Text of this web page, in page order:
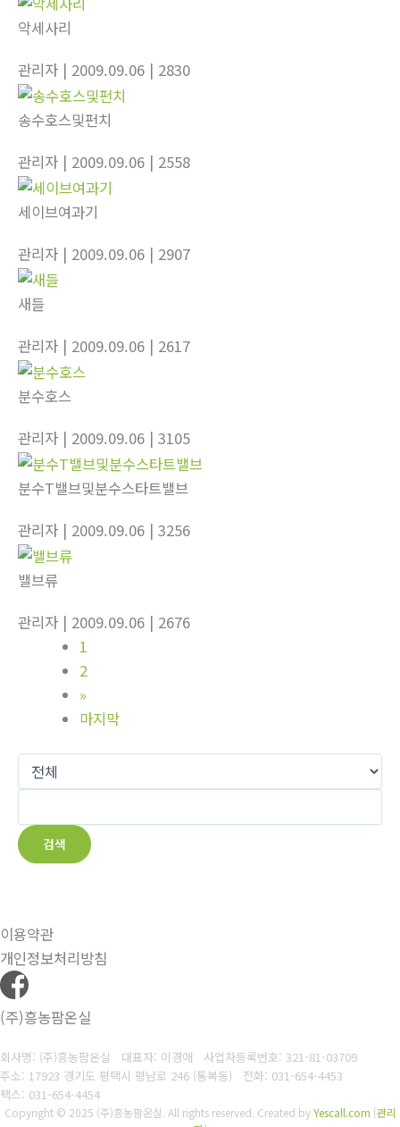
악세사리
관리자 | 2009.09.06 | 2830
송수호스및펀치
관리자 | 2009.09.06 | 2558
세이브여과기
관리자 | 2009.09.06 | 2907
새들
관리자 | 2009.09.06 | 2617
분수호스
관리자 | 2009.09.06 | 3105
분수T밸브및분수스타트밸브
관리자 | 2009.09.06 | 3256
밸브류
관리자 | 2009.09.06 | 2676
1
2
»
마지막
검색
이용약관
개인정보처리방침
(주)흥농팜온실
회사명: (주)흥농팜온실 대표자: 이경애 사업자등록번호: 321-81-03709
주소: 17923 경기도 평택시 평남로 246 (통복동) 전화: 031-654-4453
팩스: 031-654-4454
Copyright © 2025 (주)흥농팜온실. All rights reserved. Created byYescall.com [관리